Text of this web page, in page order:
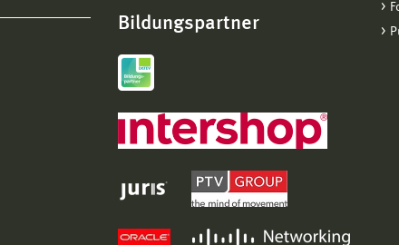
Bildungspartner